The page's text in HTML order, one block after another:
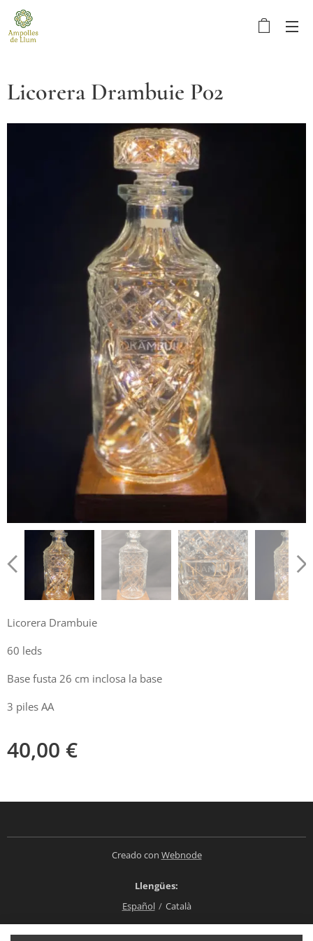
Licorera Drambuie P02
Licorera Drambuie
60 leds
Base fusta 26 cm inclosa la base
3 piles AA
40,00 €
Creado con Webnode
Llengües
Español
Català